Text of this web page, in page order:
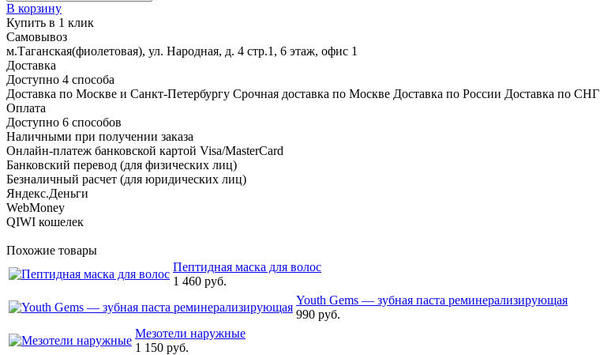
В корзину
Купить в 1 клик
Самовывоз
м.Таганская(фиолетовая), ул. Народная, д. 4 стр.1, 6 этаж, офис 1
Доставка
Доступно 4 способа
Доставка по Москве и Санкт-Петербургу Срочная доставка по Москве Доставка по России Доставка по СНГ
Оплата
Доступно 6 способов
Наличными при получении заказа
Онлайн-платеж банковской картой Visa/MasterCard
Банковский перевод (для физических лиц)
Безналичный расчет (для юридических лиц)
Яндекс.Деньги
WebMoney
QIWI кошелек
Похожие товары
Пептидная маска для волос
1 460 руб.
Youth Gems — зубная паста реминерализирующая
990 руб.
Мезотели наружные
1 150 руб.